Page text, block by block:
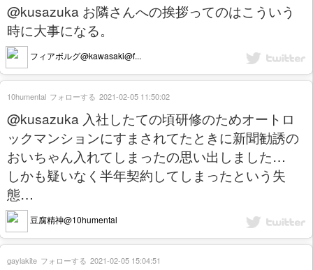
@kusazuka お隣さんへの挨拶ってのはこういう
時に大事になる。
フィアボルグ@kawasaki@f...
@kusazuka 入社したての頃研修のためオートロ
ックマンションにすまされてたときに新聞勧誘の
おいちゃん入れてしまったの思い出しました…
しかも疑いなく半年契約してしまったという失
態…
豆腐精神@10humental
10humental フォローする 2021-02-05 11:50:02
gaylakite フォローする 2021-02-05 15:04:51